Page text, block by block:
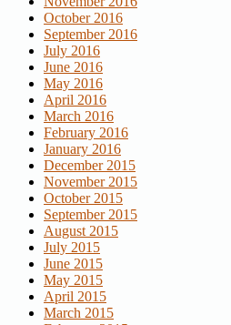
October 2016
September 2016
July 2016
June 2016
May 2016
April 2016
March 2016
February 2016
January 2016
December 2015
November 2015
October 2015
September 2015
August 2015
July 2015
June 2015
May 2015
April 2015
March 2015